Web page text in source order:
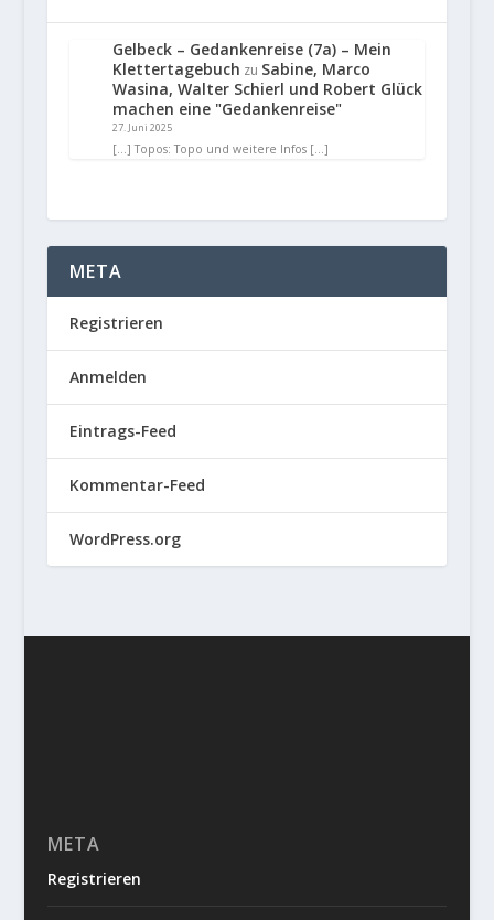
Gelbeck – Gedankenreise (7a) – Mein
Klettertagebuch zu Sabine, Marco
Wasina, Walter Schierl und Robert Glück
machen eine "Gedankenreise"
27. Juni 2025
[…] Topos: Topo und weitere Infos […]
META
Registrieren
Anmelden
Eintrags-Feed
Kommentar-Feed
WordPress.org
META
Registrieren